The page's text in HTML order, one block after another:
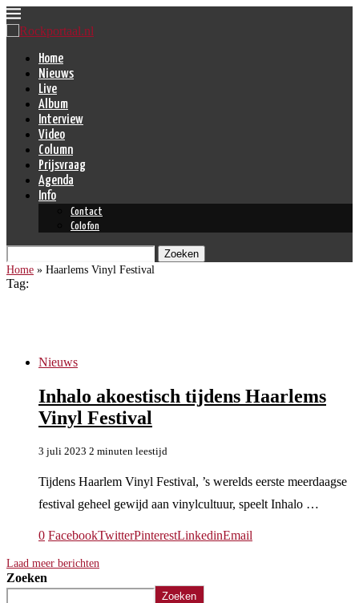
Home
Nieuws
Live
Album
Interview
Video
Column
Prijsvraag
Agenda
Info
Contact
Colofon
Zoeken
Home » Haarlems Vinyl Festival
Tag:
Nieuws
Inhalo akoestisch tijdens Haarlems
Vinyl Festival
3 juli 2023 2 minuten leestijd
Tijdens Haarlem Vinyl Festival, ’s werelds eerste meerdaagse
festival geheel gewijd aan vinylcultuur, speelt Inhalo …
0 FacebookTwitterPinterestLinkedinEmail
Laad meer berichten
Zoeken
Zoeken